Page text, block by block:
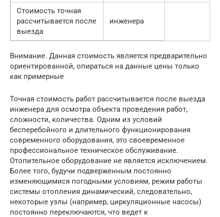
Стоимость точная
рассчитывается после
выезда
инженера
Внимание. Данная стоимость является предварительно
ориентированной, опираться на данные цены только
как примерные
Точная стоимость работ рассчитывается после выезда
инженера для осмотра объекта проведения работ,
сложности, количества. Одним из условий
бесперебойного и длительного функционирования
современного оборудования, это своевременное
профессиональное техническое обслуживание.
Отопительное оборудование не является исключением.
Более того, будучи подверженным постоянно
изменяющимися погодными условиям, режим работы
системы отопления динамический, следовательно,
некоторые узлы (например, циркуляционные насосы)
постоянно переключаются, что ведет к